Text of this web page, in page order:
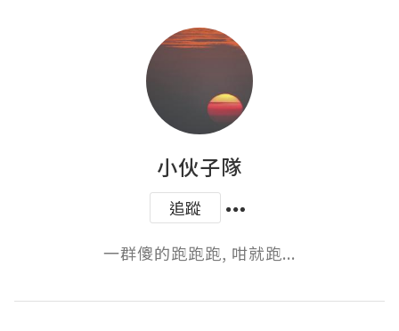
小伙子隊
追蹤
一群傻的跑跑跑, 咁就跑...